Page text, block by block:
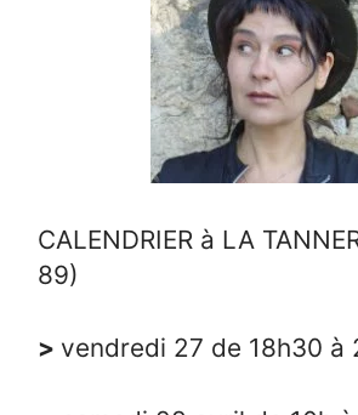
CALENDRIER à LA
89)
> vendredi 27 de 18h30 à